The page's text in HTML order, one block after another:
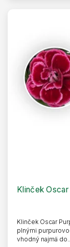
Klinček
Klinček Oscar
plnými
vhodný najmä